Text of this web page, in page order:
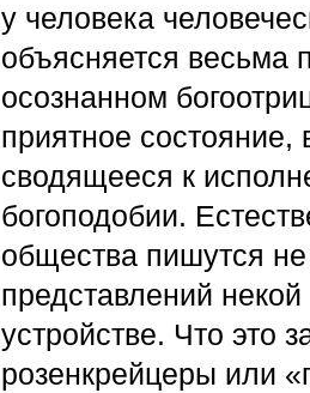
у человека
объясняется весьма
осознанном
приятное
сводящееся к
богоподобии.
общества пишутся
представлений
устройстве. Что это
розенкрейцеры или